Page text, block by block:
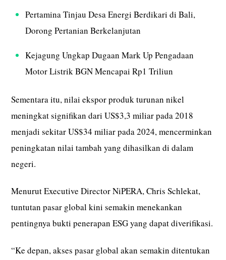
Pertamina Tinjau Desa Energi Berdikari di Bali,
Dorong Pertanian Berkelanjutan
Kejagung Ungkap Dugaan Mark Up Pengadaan
Motor Listrik BGN Mencapai Rp1 Triliun
Sementara itu, nilai ekspor produk turunan nikel
meningkat signifikan dari US$3,3 miliar pada 2018
menjadi sekitar US$34 miliar pada 2024, mencerminkan
peningkatan nilai tambah yang dihasilkan di dalam
negeri.
Menurut Executive Director NiPERA, Chris Schlekat,
tuntutan pasar global kini semakin menekankan
pentingnya bukti penerapan ESG yang dapat diverifikasi.
“Ke depan, akses pasar global akan semakin ditentukan